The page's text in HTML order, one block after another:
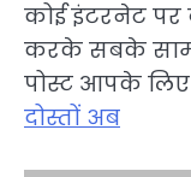
कोई इंटरनेट पर
करके सबके
पोस्ट आपके लिए
दोस्तों अब